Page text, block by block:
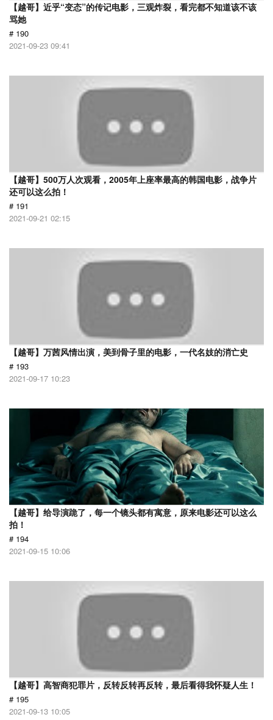
【越哥】近乎“变态”的传记电影，三观炸裂，看完都不知道该不该
骂她
# 190
2021-09-23 09:41
【越哥】500万人次观看，2005年上座率最高的韩国电影，战争片
还可以这么拍！
# 191
2021-09-21 02:15
【越哥】万茜风情出演，美到骨子里的电影，一代名妓的消亡史
# 193
2021-09-17 10:23
【越哥】给导演跪了，每一个镜头都有寓意，原来电影还可以这么
拍！
# 194
2021-09-15 10:06
【越哥】高智商犯罪片，反转反转再反转，最后看得我怀疑人生！
# 195
2021-09-13 10:05